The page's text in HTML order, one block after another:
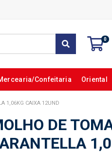
0
Confeitaria Oriental
1,06KG CAIXA 12UND
DE